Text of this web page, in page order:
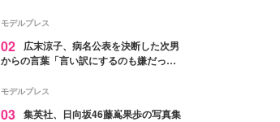
た。
進んで夢を掴みたい」【ゲネプロレポ】
モデルプレス
02
広末涼子、病名公表を決断した次男
からの言葉「言い訳にするのも嫌だっ
モデルプレス
03 集英社、日向坂46藤嶌果歩の写真集